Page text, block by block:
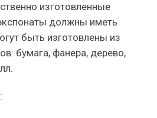
изготовленные
должны иметь
быть изготовлены из
бумага, фанера, дерево,